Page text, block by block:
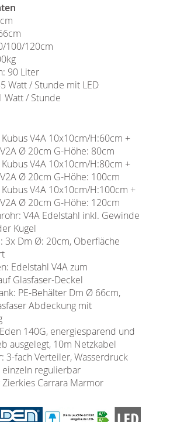
100/120cm
90 Liter
Watt / Stunde mit LED
Watt / Stunde
V4A 10x10cm/H:60cm +
Ø 20cm G-Höhe: 80cm
V4A 10x10cm/H:80cm +
Ø 20cm G-Höhe: 100cm
V4A 10x10cm/H:100cm +
Ø 20cm G-Höhe: 120cm
V4A Edelstahl inkl. Gewinde
Kugel
3x Dm Ø: 20cm, Oberfläche
Edelstahl V4A zum
Glasfaser-Deckel
PE-Behälter Dm Ø 66cm,
Abdeckung mit
140G, energiesparend und
ausgelegt, 10m Netzkabel
3-fach Verteiler, Wasserdruck
regulierbar
Carrara Marmor